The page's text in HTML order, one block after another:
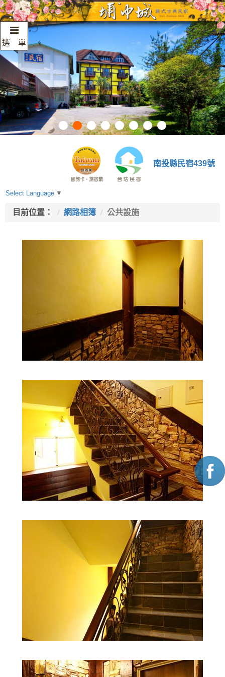
選 單
南投縣民宿439號
Select Language ▼
目前位置： 網路相簿 公共設施